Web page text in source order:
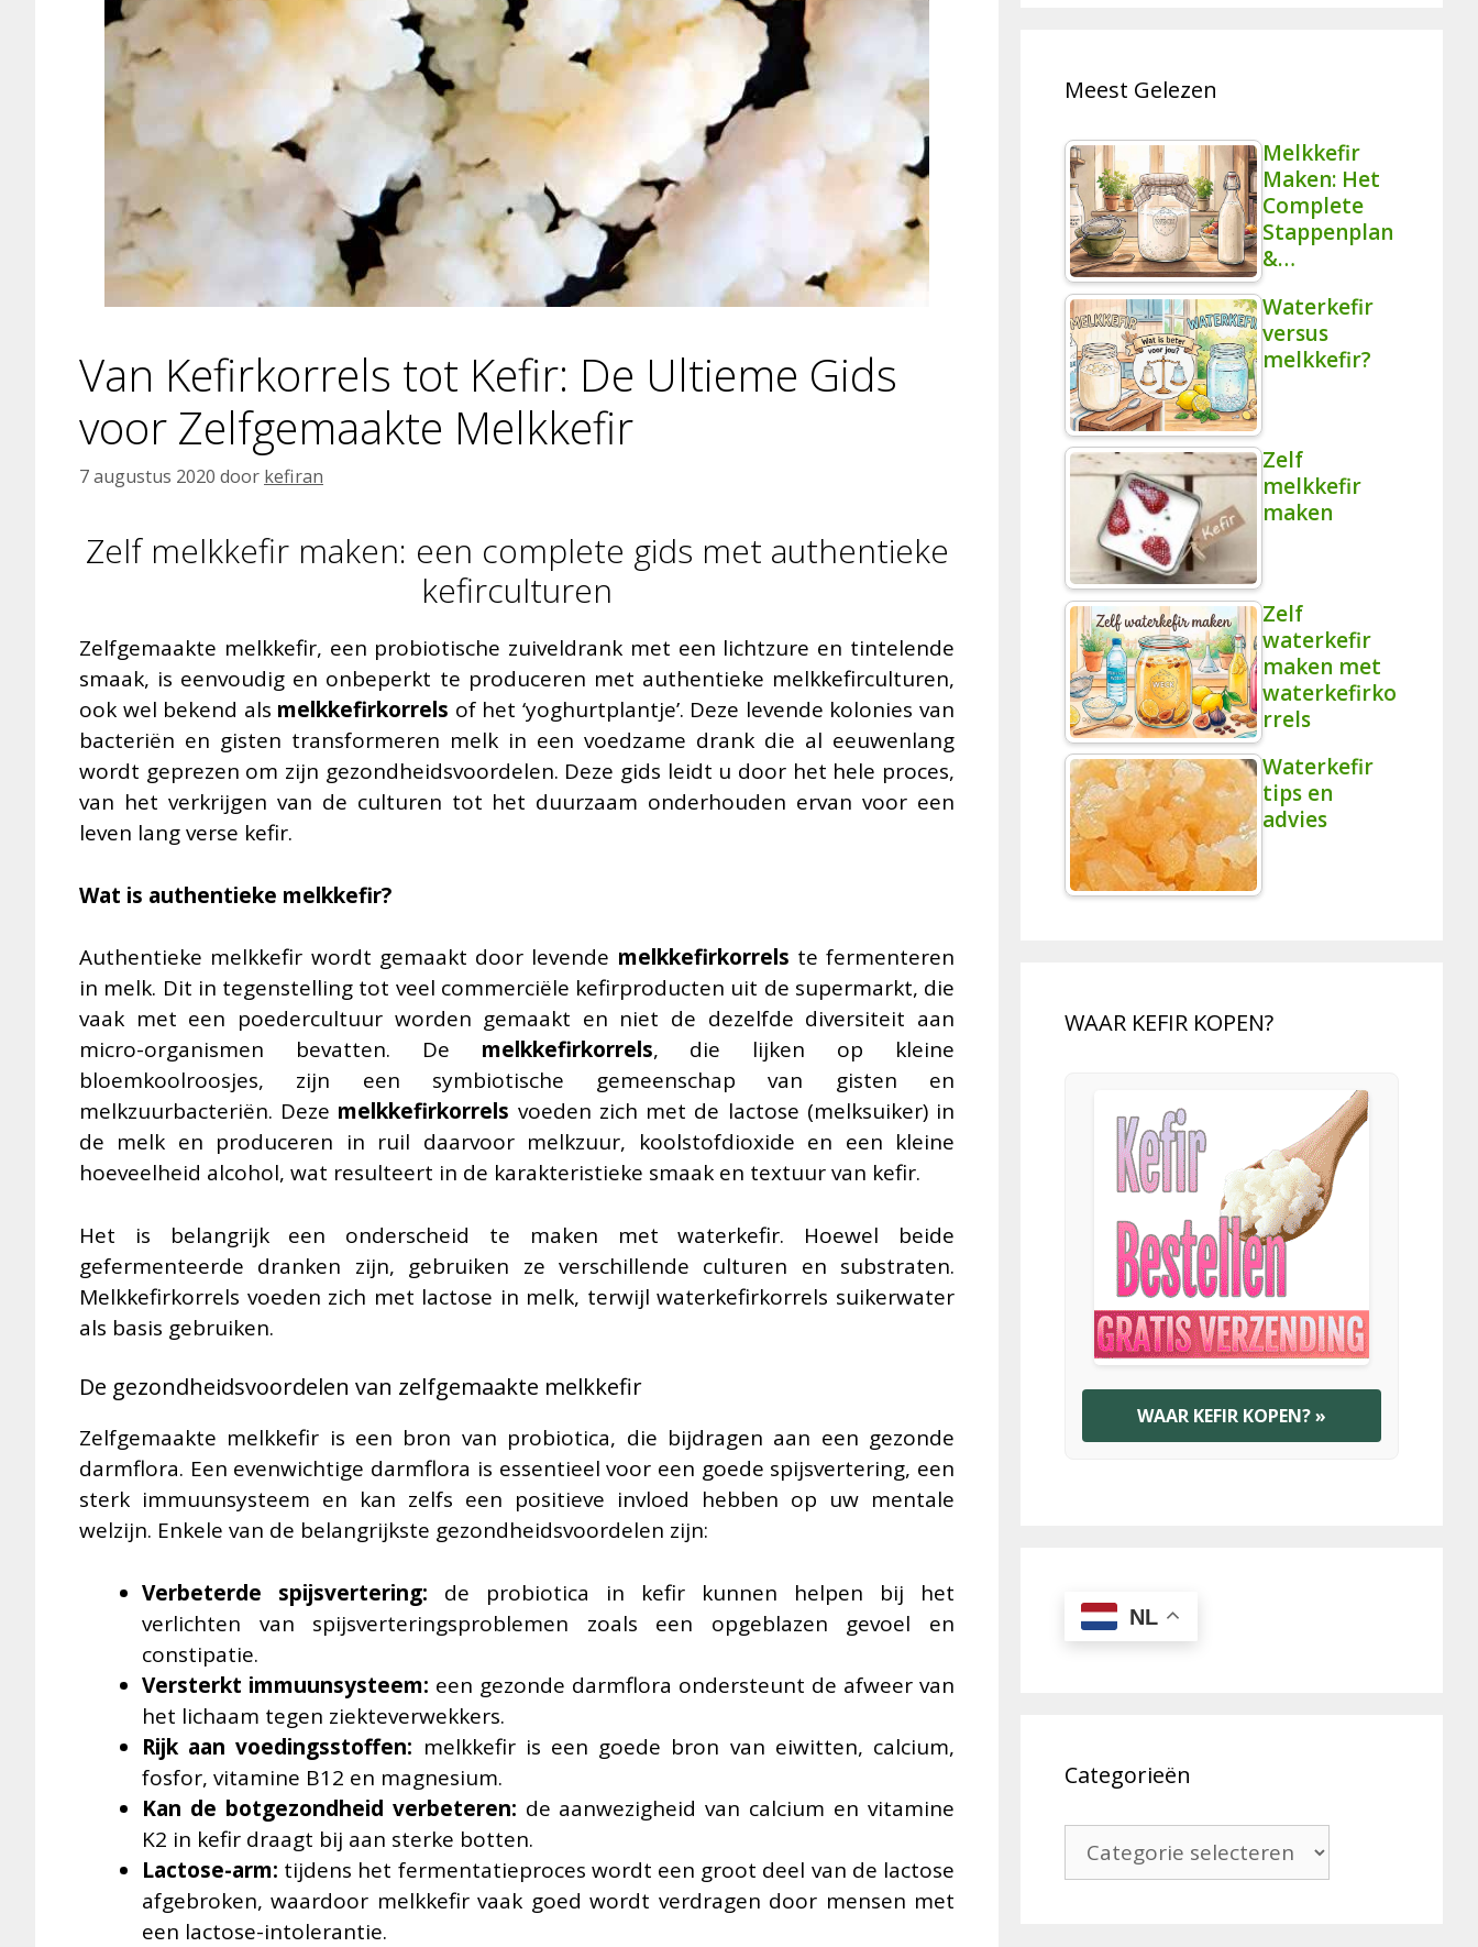
Van Kefirkorrels tot Kefir: De Ultieme Gids
voor Zelfgemaakte Melkkefir
7 augustus 2020 door kefiran
Zelf melkkefir maken: een complete gids met authentieke
kefirculturen
Zelfgemaakte melkkefir, een probiotische zuiveldrank met een lichtzure en tintelende
smaak, is eenvoudig en onbeperkt te produceren met authentieke melkkefirculturen,
ook wel bekend als melkkefirkorrels of het ‘yoghurtplantje’. Deze levende kolonies van
bacteriën en gisten transformeren melk in een voedzame drank die al eeuwenlang
wordt geprezen om zijn gezondheidsvoordelen. Deze gids leidt u door het hele proces,
van het verkrijgen van de culturen tot het duurzaam onderhouden ervan voor een
leven lang verse kefir.
Wat is authentieke melkkefir?
Authentieke melkkefir wordt gemaakt door levende melkkefirkorrels te fermenteren
in melk. Dit in tegenstelling tot veel commerciële kefirproducten uit de supermarkt, die
vaak met een poedercultuur worden gemaakt en niet de dezelfde diversiteit aan
micro-organismen bevatten. De melkkefirkorrels, die lijken op kleine
bloemkoolroosjes, zijn een symbiotische gemeenschap van gisten en
melkzuurbacteriën. Deze melkkefirkorrels voeden zich met de lactose (melksuiker) in
de melk en produceren in ruil daarvoor melkzuur, koolstofdioxide en een kleine
hoeveelheid alcohol, wat resulteert in de karakteristieke smaak en textuur van kefir.
Het is belangrijk een onderscheid te maken met waterkefir. Hoewel beide
gefermenteerde dranken zijn, gebruiken ze verschillende culturen en substraten.
Melkkefirkorrels voeden zich met lactose in melk, terwijl waterkefirkorrels suikerwater
als basis gebruiken.
De gezondheidsvoordelen van zelfgemaakte melkkefir
Zelfgemaakte melkkefir is een bron van probiotica, die bijdragen aan een gezonde
darmflora. Een evenwichtige darmflora is essentieel voor een goede spijsvertering, een
sterk immuunsysteem en kan zelfs een positieve invloed hebben op uw mentale
welzijn. Enkele van de belangrijkste gezondheidsvoordelen zijn:
Verbeterde spijsvertering: de probiotica in kefir kunnen helpen bij het
verlichten van spijsverteringsproblemen zoals een opgeblazen gevoel en
constipatie.
Versterkt immuunsysteem: een gezonde darmflora ondersteunt de afweer van
het lichaam tegen ziekteverwekkers.
Rijk aan voedingsstoffen: melkkefir is een goede bron van eiwitten, calcium,
fosfor, vitamine B12 en magnesium.
Kan de botgezondheid verbeteren: de aanwezigheid van calcium en vitamine
K2 in kefir draagt bij aan sterke botten.
Lactose-arm: tijdens het fermentatieproces wordt een groot deel van de lactose
afgebroken, waardoor melkkefir vaak goed wordt verdragen door mensen met
een lactose-intolerantie.
Meest Gelezen
Melkkefir
Maken: Het
Complete
Stappenplan
&…
Waterkefir
versus
melkkefir?
Zelf
melkkefir
maken
Zelf
waterkefir
maken met
waterkefirko
rrels
Waterkefir
tips en
advies
WAAR KEFIR KOPEN?
WAAR KEFIR KOPEN? »
NL
Categorieën
Categorieën